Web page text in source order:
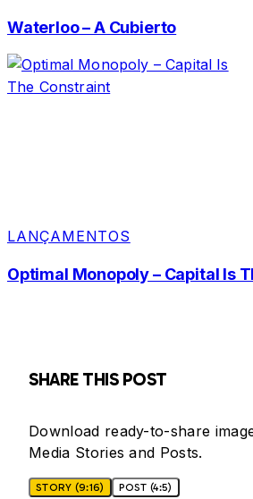
Waterloo – A Cubierto
LANÇAMENTOS
Optimal Monopoly – Capital Is
SHARE THIS POST
Download ready-to-share
Media Stories and Posts.
STORY (9:16) POST (4:5)